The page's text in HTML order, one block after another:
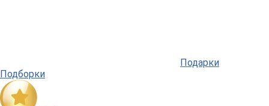
Подарки
Подборки